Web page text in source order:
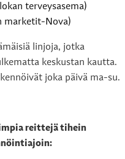
terveysasema)
marketit-Nova)
linjoja, jotka
keskustan kautta.
joka päivä ma-su.
reittejä tihein